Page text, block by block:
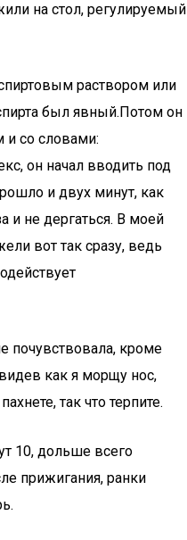
на стол, регулируемый
раствором или
был явный.Потом он
со словами:
он начал вводить под
и двух минут, как
и не дергаться. В моей
вот так сразу, ведь
почувствовала, кроме
как я морщу нос,
так что терпите.
10, дольше всего
прижигания, ранки